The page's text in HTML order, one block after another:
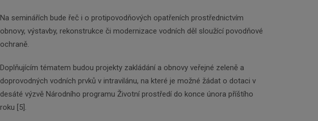
Na seminářích bude řeč i o protipovodňových opatřeních prostřednictvím
obnovy, výstavby, rekonstrukce či modernizace vodních děl sloužící povodňové
ochraně.
Doplňujícím tématem budou projekty zakládání a obnovy veřejné zeleně a
doprovodných vodních prvků v intravilánu, na které je možné žádat o dotaci v
desáté výzvě Národního programu Životní prostředí do konce února příštího
roku [5].